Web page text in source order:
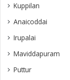
Kuppilan
Anaicoddai
Irupalai
Maviddapuram
Puttur